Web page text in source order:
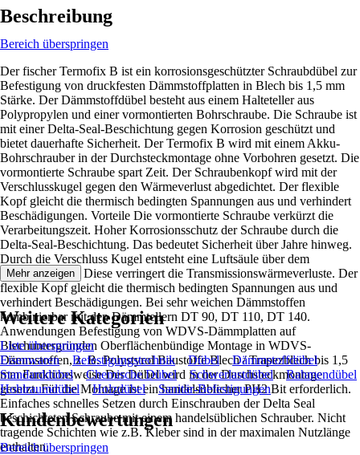
Beschreibung
Bereich überspringen
Der fischer Termofix B ist ein korrosionsgeschützter Schraubdübel zur
Befestigung von druckfesten Dämmstoffplatten in Blech bis 1,5 mm
Stärke. Der Dämmstoffdübel besteht aus einem Halteteller aus
Polypropylen und einer vormontierten Bohrschraube. Die Schraube ist
mit einer Delta-Seal-Beschichtung gegen Korrosion geschützt und
bietet dauerhafte Sicherheit. Der Termofix B wird mit einem Akku-
Bohrschrauber in der Durchsteckmontage ohne Vorbohren gesetzt. Die
vormontierte Schraube spart Zeit. Der Schraubenkopf wird mit der
Verschlusskugel gegen den Wärmeverlust abgedichtet. Der flexible
Kopf gleicht die thermisch bedingten Spannungen aus und verhindert
Beschädigungen. Vorteile Die vormontierte Schraube verkürzt die
Verarbeitungszeit. Hoher Korrosionsschutz der Schraube durch die
Delta-Seal-Beschichtung. Das bedeutet Sicherheit über Jahre hinweg.
Durch die Verschluss Kugel entsteht eine Luftsäule über dem
Schraubenkopf. Diese verringert die Transmissionswärmeverluste. Der
flexible Kopf gleicht die thermisch bedingten Spannungen aus und
verhindert Beschädigungen. Bei sehr weichen Dämmstoffen
kombinierbar mit den Dämmtellern DT 90, DT 110, DT 140.
Anwendungen Befestigung von WDVS-Dämmplatten auf
Blechuntergründen Oberflächenbündige Montage in WDVS-
Dämmstoffen, z. B. Polystyrol Baustoffe Blech / Trapezblech bis 1,5
mm Funktionsweise Der Dübel wird in der Durchsteckmontage
gesetzt. Für die Montage ist ein handelsüblicher PH2 Bit erforderlich.
Einfaches schnelles Setzen durch Einschrauben der Delta Seal
beschichteten Schraube mit einem handelsüblichen Schrauber. Nicht
tragende Schichten wie z.B. Kleber sind in der maximalen Nutzlänge
enthalten.
Mehr anzeigen
Weitere Kategorien
Liste überspringen
Eisenwaren
Befestigungstechnik Dübel
Dämmstoffdübel
Standarddübel
Chemische Dübel Schwerlastdübel
Rahmendübel
Hohlraumdübel
Holzdübel Sanitär-Befestigungen
Kundenbewertungen
Bereich überspringen